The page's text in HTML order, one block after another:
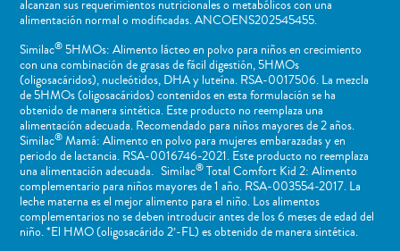
alcanzan sus requerimientos nutricionales o metabólicos con una
alimentación normal o modificadas. ANCOENS202545455.
Similac®5HMOs: Alimento lácteo en polvo para niños en crecimiento
con una combinación de grasas de fácil digestión, 5HMOs
(oligosacáridos), nucleótidos, DHA y luteína. RSA-0017506. La mezcla
de 5HMOs (oligosacáridos) contenidos en esta formulación se ha
obtenido de manera sintética. Este producto no reemplaza una
alimentación adecuada. Recomendado para niños mayores de 2 años.
Similac®Mamá: Alimento en polvo para mujeres embarazadas y en
periodo de lactancia. RSA-0016746-2021. Este producto no reemplaza
una alimentación adecuada. Similac®Total Comfort Kid 2: Alimento
complementario para niños mayores de 1 año. RSA-003554-2017. La
leche materna es el mejor alimento para el niño. Los alimentos
complementarios no se deben introducir antes de los 6 meses de edad del
niño. *El HMO (oligosacárido 2’-FL) es obtenido de manera sintética.